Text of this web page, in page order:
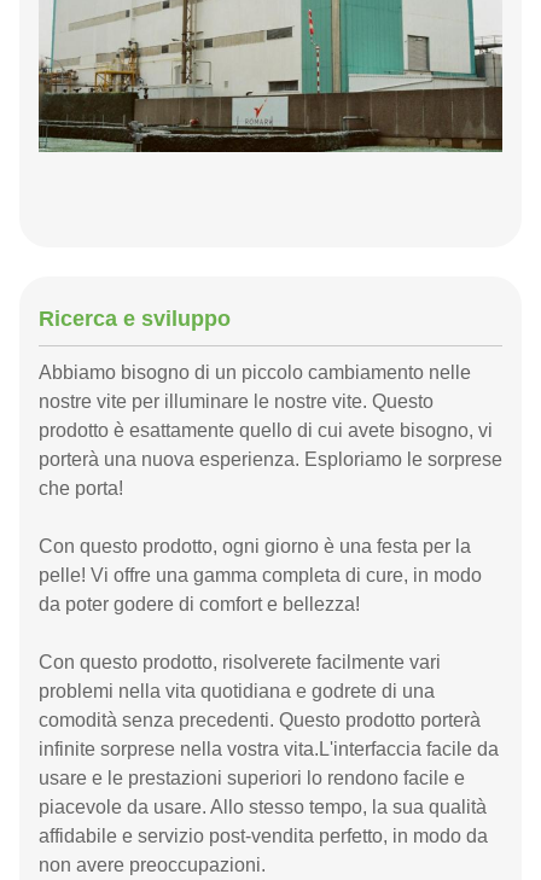
Ricerca e sviluppo
Abbiamo bisogno di un piccolo cambiamento nelle
nostre vite per illuminare le nostre vite. Questo
prodotto è esattamente quello di cui avete bisogno, vi
porterà una nuova esperienza. Esploriamo le sorprese
che porta!
Con questo prodotto, ogni giorno è una festa per la
pelle! Vi offre una gamma completa di cure, in modo
da poter godere di comfort e bellezza!
Con questo prodotto, risolverete facilmente vari
problemi nella vita quotidiana e godrete di una
comodità senza precedenti. Questo prodotto porterà
infinite sorprese nella vostra vita.L'interfaccia facile da
usare e le prestazioni superiori lo rendono facile e
piacevole da usare. Allo stesso tempo, la sua qualità
affidabile e servizio post-vendita perfetto, in modo da
non avere preoccupazioni.